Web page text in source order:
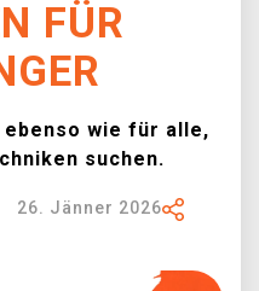
FÜR
wie für alle,
suchen.
26. Jänner 2026